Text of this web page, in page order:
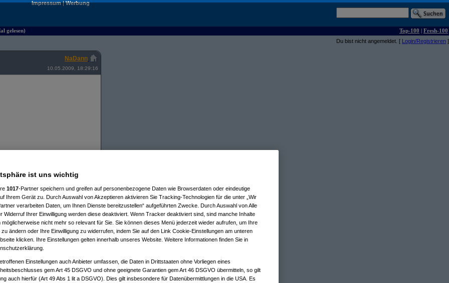
Impressum|Werbung
gelesen) Top-100 | Fresh-100
Du bist nicht angemeldet. [ Login/Registrieren ]
NaDann
10.05.2009, 18:29:16
Samsung ist eigentlich noch nicht
ist uns wichtig
1017-Partner speichern und greifen auf personenbezogene Daten wie Browserdaten oder eindeutige
Ihrem Gerät zu. Durch Auswahl von Akzeptieren aktivieren Sie Tracking-Technologien für die unter „Wir
verarbeiten Daten, um Ihnen Dienste bereitzustellen“ aufgeführten Zwecke. Durch Auswahl von Alle
Widerruf Ihrer Einwilligung werden diese deaktiviert. Wenn Tracker deaktiviert sind, sind manche Inhalte
möglicherweise nicht mehr so relevant für Sie. Sie können dieses Menü jederzeit wieder aufrufen, um Ihre
zu ändern oder Ihre Einwilligung zu widerrufen, indem Sie auf den Link Cookie-Einstellungen am unteren
klicken. Ihre Einstellungen gelten innerhalb unseres Website. Weitere Informationen finden Sie in
Einstellungen auch Anbieter umfassen, die Daten in Drittstaaten ohne Vorliegen eines
gem Art 45 DSGVO und ohne geeignete Garantien gem Art 46 DSGVO übermitteln, so gilt
auch hierfür (Art 49 Abs 1 lit a DSGVO). Dies gilt insbesondere für Datenübermittlungen in die USA. Es